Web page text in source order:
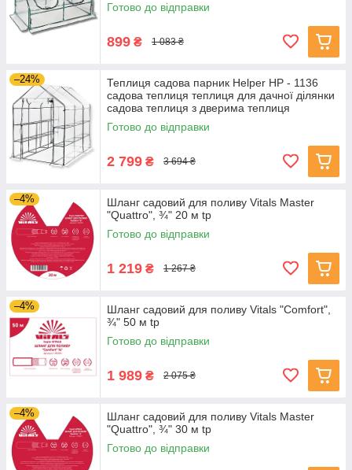
Готово до відправки
899 ₴ 1 083 ₴
–24%
Теплиця садова парник Helper HP - 1136
садова теплиця теплиця для дачної ділянки
садова теплиця з дверима теплиця
фермерська
Готово до відправки
2 799 ₴ 3 694 ₴
–4%
Шланг садовий для поливу Vitals Master
"Quattro", ¾" 20 м tp
Готово до відправки
1 219 ₴ 1 267 ₴
–4%
Шланг садовий для поливу Vitals "Comfort",
¾" 50 м tp
Готово до відправки
1 989 ₴ 2 075 ₴
–4%
Шланг садовий для поливу Vitals Master
"Quattro", ¾" 30 м tp
Готово до відправки